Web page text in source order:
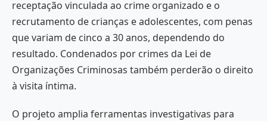
receptação vinculada ao crime organizado e o
recrutamento de crianças e adolescentes, com penas
que variam de cinco a 30 anos, dependendo do
resultado. Condenados por crimes da Lei de
Organizações Criminosas também perderão o direito
à visita íntima.
O projeto amplia ferramentas investigativas para